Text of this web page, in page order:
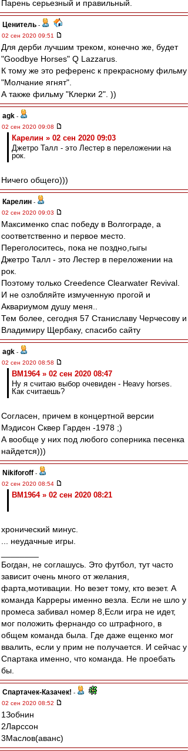
Парень серьезный и правильный.
Ценитель -
02 сен 2020 09:51
Для дерби лучшим треком, конечно же, будет
"Goodbye Horses" Q Lazzarus.
К тому же это референс к прекрасному фильму
"Молчание ягнят".
А также фильму "Клерки 2". ))
agk -
02 сен 2020 09:08
Карелин » 02 сен 2020 09:03
Джетро Талл - это Лестер в переложении на
рок.
Ничего общего)))
Карелин -
02 сен 2020 09:03
Максименко спас победу в Волгограде, а
соответственно и первое место.
Переголоситесь, пока не поздно,гыгы
Джетро Талл - это Лестер в переложении на
рок.
Поэтому только Creedence Clearwater Revival.
И не озлобляйте измученную прогой и
Аквариумом душу меня..
Тем более, сегодня 57 Станиславу Черчесову и
Владимиру Щербаку, спасибо сайту
agk -
02 сен 2020 08:58
BM1964 » 02 сен 2020 08:47
Ну я считаю выбор очевиден - Heavy horses.
Как считаешь?
Согласен, причем в концертной версии
Мэдисон Сквер Гарден -1978 ;)
А вообще у них под любого соперника песенка
найдется)))
Nikiforoff -
02 сен 2020 08:54
BM1964 » 02 сен 2020 08:21
хронический минус.
... неудачные игры.
Богдан, не соглашусь. Это футбол, тут часто
зависит очень много от желания,
фарта,мотивации. Но везет тому, кто везет. А
команда Карреры именно везла. Если не шло у
промеса забивал номер 8,Если игра не идет,
мог положить фернандо со штрафного, в
общем команда была. Где даже ещенко мог
ввалить, если у прим не получается. И сейчас у
Спартака именно, что команда. Не проебать
бы.
Спартачек-Казачек! -
02 сен 2020 08:52
1Зобнин
2Ларссон
3Маслов(аванс)